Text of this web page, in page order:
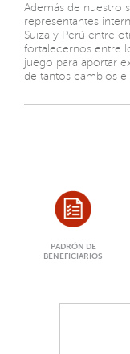
Además de nuestro
representantes
Suiza y Perú entre
fortalecernos entre
juego para aportar
de tantos cambios e
PADRÓN DE
BENEFICIARIOS